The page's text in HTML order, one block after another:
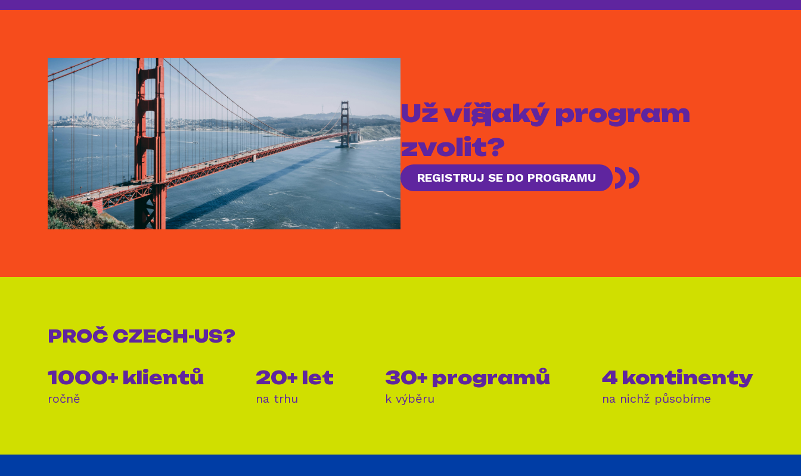
Už víš, jaký program
zvolit?
REGISTRUJ SE DO PROGRAMU
PROČ CZECH-US?
1000+ klientů
ročně
20+ let
na trhu
30+ programů
k výběru
4 kontinenty
na nichž působíme